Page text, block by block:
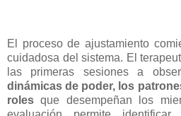
El proceso de ajustamiento
cuidadosa del sistema. El
las primeras sesiones a
dinámicas de poder, los
roles que desempeñan los